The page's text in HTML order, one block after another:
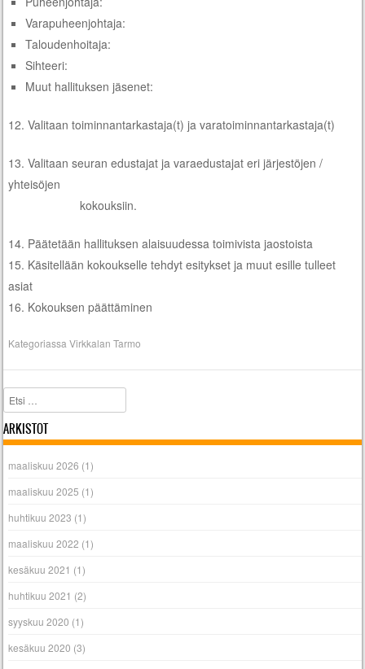
Varapuheenjohtaja:
Taloudenhoitaja:
Sihteeri:
Muut hallituksen jäsenet:
12. Valitaan toiminnantarkastaja(t) ja varatoiminnantarkastaja(t)
13. Valitaan seuran edustajat ja varaedustajat eri järjestöjen /
yhteisöjen
kokouksiin.
14. Päätetään hallituksen alaisuudessa toimivista jaostoista
15. Käsitellään kokoukselle tehdyt esitykset ja muut esille tulleet
asiat
16. Kokouksen päättäminen
KategoriassaVirkkalan Tarmo
Etsi
ARKISTOT
maaliskuu 2026 (1)
maaliskuu 2025 (1)
huhtikuu 2023 (1)
maaliskuu 2022 (1)
kesäkuu 2021 (1)
huhtikuu 2021 (2)
syyskuu 2020 (1)
kesäkuu 2020 (3)